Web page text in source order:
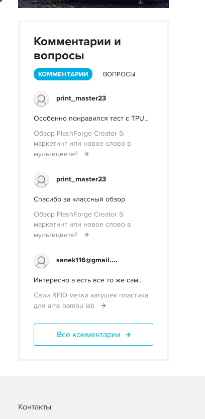
Комментарии и
вопросы
КОММЕНТАРИИ ВОПРОСЫ
print_master23
Особенно понравился тест с TPU...
Обзор FlashForge Creator 5:
маркетинг или новое слово в
мультицвете?
print_master23
Спасибо за классный обзор
Обзор FlashForge Creator 5:
маркетинг или новое слово в
мультицвете?
sanek116@gmail....
Интересно а есть все то же сам...
Свои RFID метки катушек пластика
для ams bambu lab
Все комментарии
Контакты